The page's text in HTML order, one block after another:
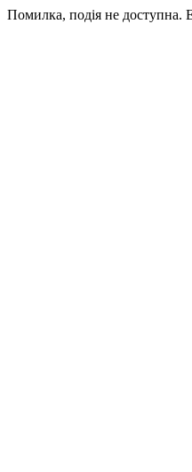
Помилка, подія не доступна.